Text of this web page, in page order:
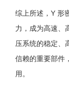
综上所述，Y 形
力，成为高速、
压系统的稳定、
信赖的重要部件
用。